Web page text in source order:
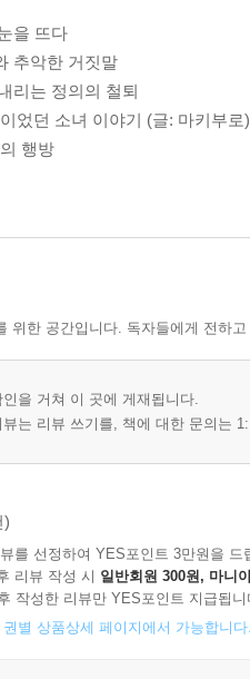
을 뜨다
추악한 거짓말
리는 정의의 철퇴
었던 소녀 이야기 (글: 마키부로)
행방
위한 공간입니다. 독자들에게 전하
을 거쳐 이 곳에 게재됩니다.
는 리뷰 쓰기를, 책에 대한 문의는
)
를 선정하여 YES포인트 3만원을 드
리뷰 작성 시 일반회원 300원, 마니
작성한 리뷰만 YES포인트 지급됩니
별 상품상세 페이지에서 가능합니